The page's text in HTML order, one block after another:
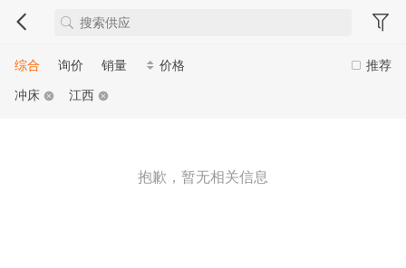
推荐
综合 询价 销量
价格
冲床
江西
抱歉，暂无相关信息